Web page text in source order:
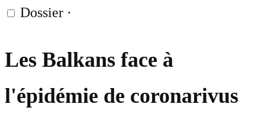
Dossier ·
Les Balkans face à
l'épidémie de coronarivus